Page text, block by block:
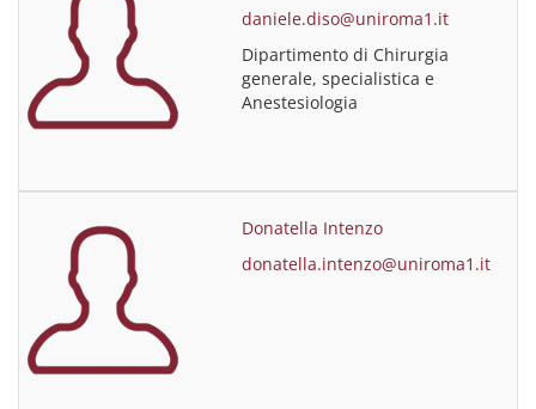
daniele.diso@uniroma1.it
Dipartimento di Chirurgia
generale, specialistica e
Anestesiologia
Donatella Intenzo
donatella.intenzo@uniroma1.it